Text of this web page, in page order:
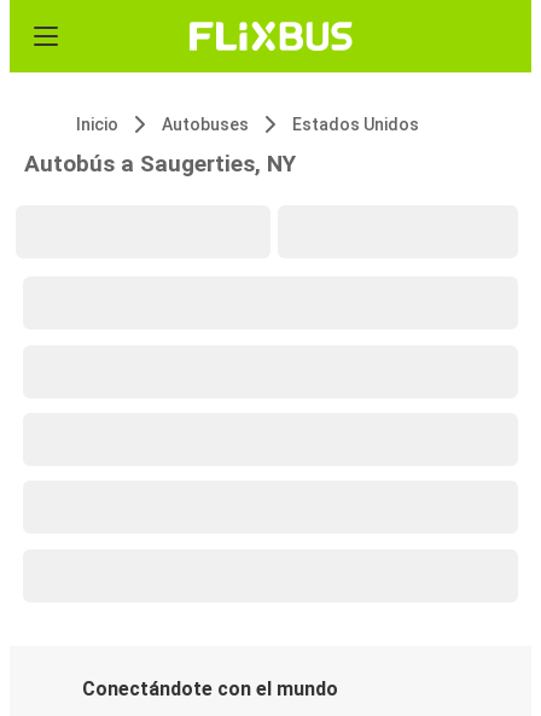
Inicio Autobuses Estados Unidos
Autobús a Saugerties, NY
Conectándote con el mundo